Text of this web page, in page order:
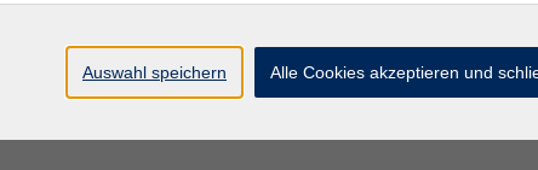
Auswahl speichern Alle Cookies akzeptieren und